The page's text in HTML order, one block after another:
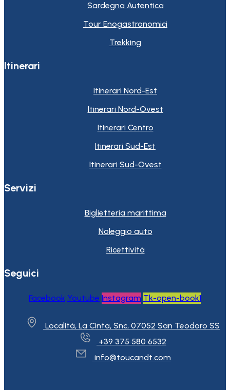
Sardegna Autentica
Tour Enogastronomici
Trekking
Itinerari
Itinerari Nord-Est
Itinerari Nord-Ovest
Itinerari Centro
Itinerari Sud-Est
Itinerari Sud-Ovest
Servizi
Biglietteria marittima
Noleggio auto
Ricettività
Seguici
Facebook Youtube Instagram Tk-open-book1
Località, La Cinta, Snc, 07052 San Teodoro SS
+39 375 580 6532
info@toucandt.com